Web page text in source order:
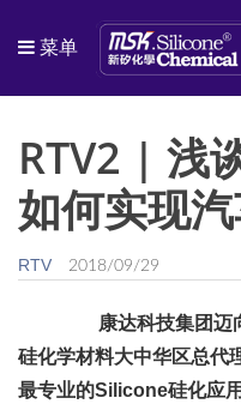
菜单
RTV2 | 浅
如何实现
RTV 2018/09/29
康达科技集团迈
硅化学材料大中华区总代
最专业的Silicone硅化应